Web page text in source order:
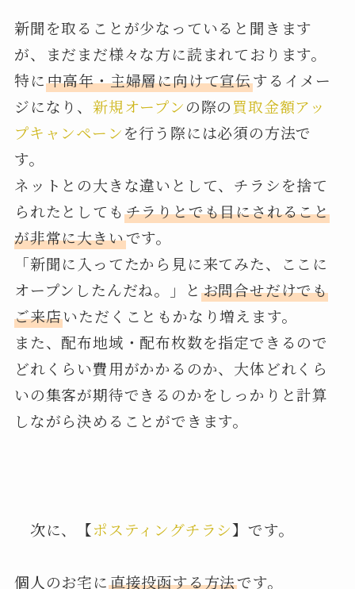
新聞を取ることが少なっていると聞きます
が、まだまだ様々な方に読まれております。
特に中高年・主婦層に向けて宣伝するイメー
ジになり、 新規オープンの際の買取金額アッ
プキャンペーンを行う際には必須の方法で
す。
ネットとの大きな違いとして、チラシを捨て
られたとしても チラりとでも目にされること
が非常に大きいです。
「新聞に入ってたから見に来てみた、ここに
オープンしたんだね。」と お問合せだけでも
ご来店いただくこともかなり増えます。
また、配布地域・配布枚数を指定できるので
どれくらい費用がかかるのか、大体どれくら
いの集客が期待できるのかをしっかりと計算
しながら決めることができます。
次に、【ポスティングチラシ】です。
個人のお宅に直接投函する方法です。